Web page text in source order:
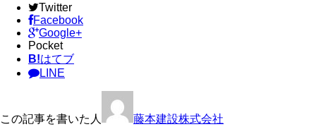
Twitter
Facebook
Google+
Pocket
B!はてブ
LINE
この記事を書いた人 藤本建設株式会社